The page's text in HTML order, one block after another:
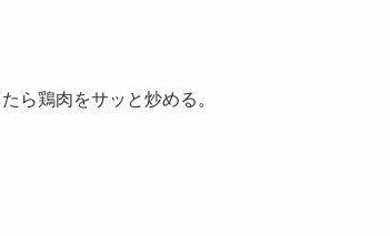
ら鶏肉をサッと炒める。